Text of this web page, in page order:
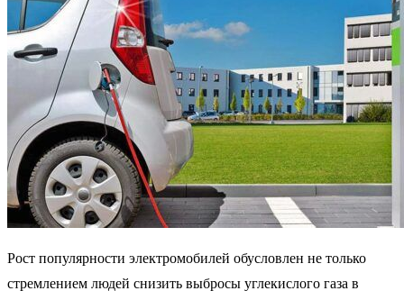
Рост популярности электромобилей обусловлен не только
стремлением людей снизить выбросы углекислого газа в